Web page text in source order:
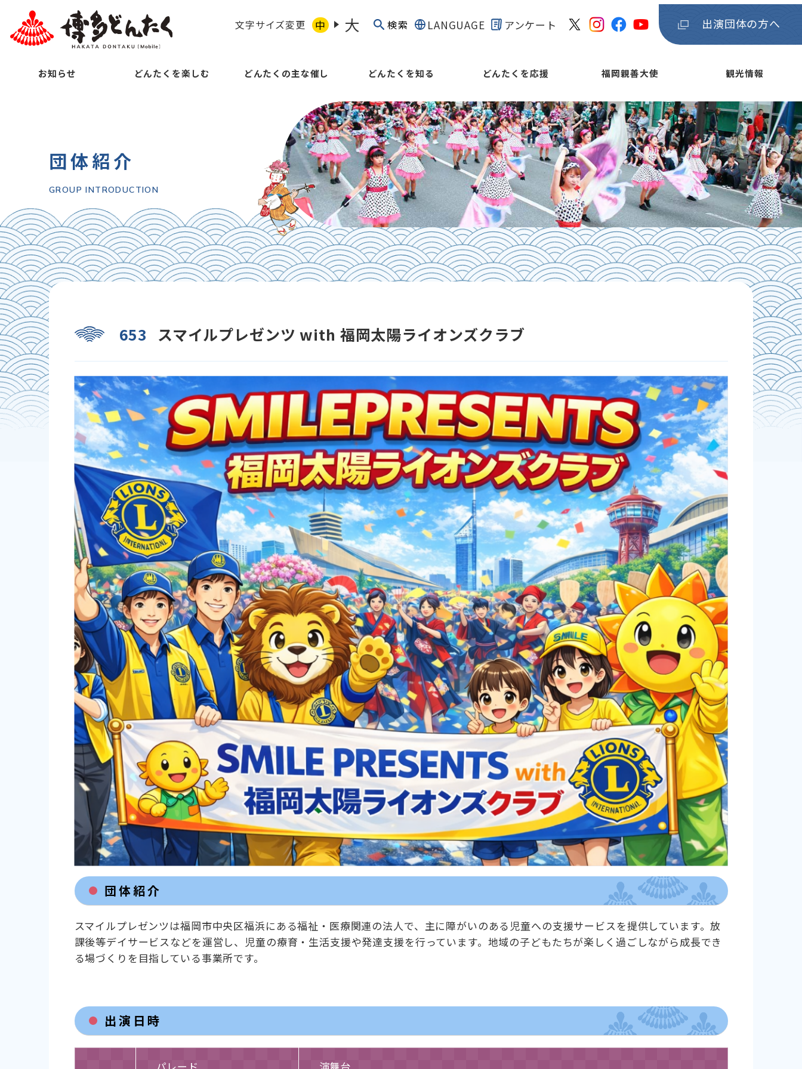
文字サイズ変更 中 大 検索 LANGUAGE アンケート 出演団体の方へ
お知らせ どんたくを楽しむ どんたくの主な催し どんたくを知る どんたくを応援 福岡親善大使 観光情報
団体紹介
GROUP INTRODUCTION
653 スマイルプレゼンツ with 福岡太陽ライオンズクラブ
団体紹介
スマイルプレゼンツは福岡市中央区福浜にある福祉・医療関連の法人で、主に障がいのある児童への支援サービスを提供しています。放
課後等デイサービスなどを運営し、児童の療育・生活支援や発達支援を行っています。地域の子どもたちが楽しく過ごしながら成長でき
る場づくりを目指している事業所です。
出演日時